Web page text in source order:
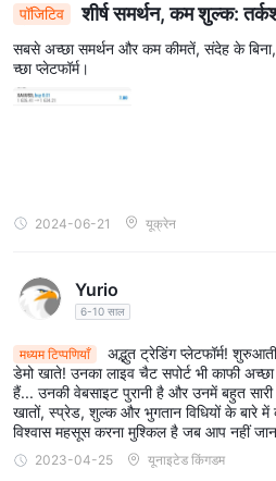
पॉजिटिव
शीर्ष समर्थन, कम शुल्क:
प्लेटफ़ॉर्म
सबसे अच्छा समर्थन और कम कीमतें, संदेह के
च्छा प्लेटफॉर्म।
2024-06-21 यूक्रेन
Yurio
6-10 साल
मध्यम टिप्पणियाँ
अद्भुत ट्रेडिंग प्लेटफॉर्म!
डेमो खाते! उनका लाइव चैट सपोर्ट भी काफी
हैं... उनकी वेबसाइट पुरानी है और उनमें बहुत सारी
खातों, स्प्रेड, शुल्क और भुगतान विधियों के बारे
विश्वास महसूस करना मुश्किल है जब आप नहीं
WXJTSS पर विचार कर रहे हैं, तो बस
ढ़ें!
2023-04-25 यूनाइटेड किंगडम